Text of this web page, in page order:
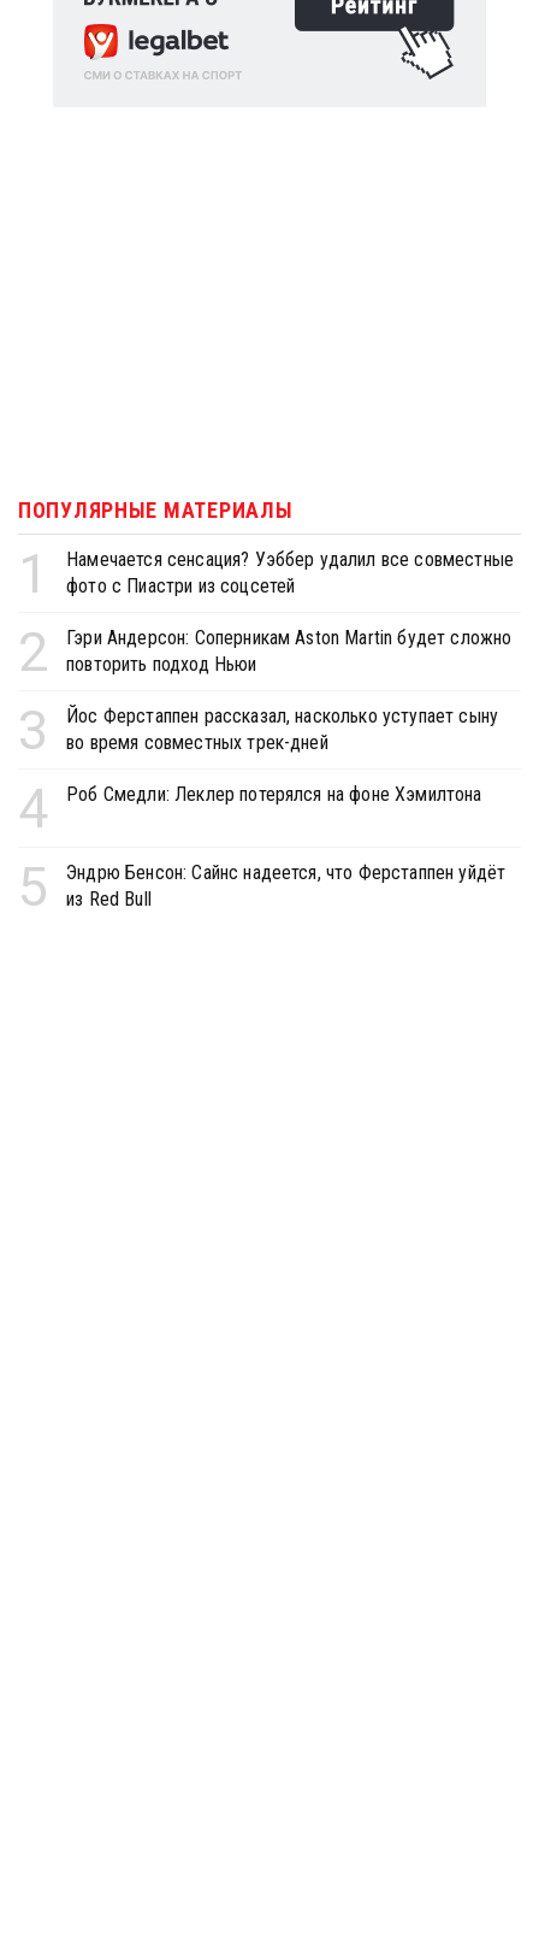
ПОПУЛЯРНЫЕ МАТЕРИАЛЫ
1
Намечается сенсация? Уэббер удалил все совместные
фото с Пиастри из соцсетей
2
Гэри Андерсон: Соперникам Aston Martin будет сложно
повторить подход Ньюи
3
Йос Ферстаппен рассказал, насколько уступает сыну
во время совместных трек-дней
4 Роб Смедли: Леклер потерялся на фоне Хэмилтона
5
Эндрю Бенсон: Сайнс надеется, что Ферстаппен уйдёт
из Red Bull